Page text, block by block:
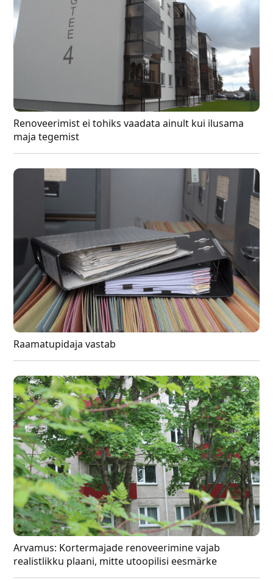
Renoveerimist ei tohiks vaadata ainult kui ilusama
maja tegemist
Raamatupidaja vastab
Arvamus: Kortermajade renoveerimine vajab
realistlikku plaani, mitte utoopilisi eesmärke